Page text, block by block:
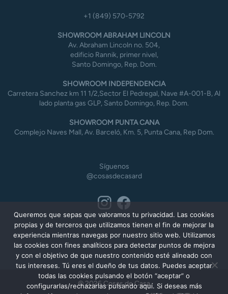
+1 (849) 570-5792
SHOWROOM ABRAHAM LINCOLN
Av. Abraham Lincoln no. 504,
edificio Rannik, primer nivel,
Santo Domingo, Rep. Dom.
SHOWROOM INDEPENDENCIA
Carretera Sanchez km 11 1/2,Sector El Pedregal, Nave #A-001-B, Al
lado planta gas GLP, Santo Domingo, Rep. Dom.
SHOWROOM PUNTA CANA
Complejo Naves Mall, Av. Barceló, Km. 5, Punta Cana, Rep Dom.
Síguenos
@cosasdecasard
© 2026 Cosas de Casa
Queremos que sepas que valoramos tu privacidad. Las cookies
propias y de terceros que utilizamos tienen el fin de mejorar la
experiencia mientras navegas por nuestro sitio web. Utilizamos
las cookies con fines analíticos para detectar puntos de mejora
y con el objetivo de que nuestro contenido esté alineado con
tus intereses. Tú eres el dueño de tus datos. Puedes aceptar
todas las cookies pulsando el botón “aceptar” o
configurarlas/rechazarlas pulsando aquí. Si deseas más